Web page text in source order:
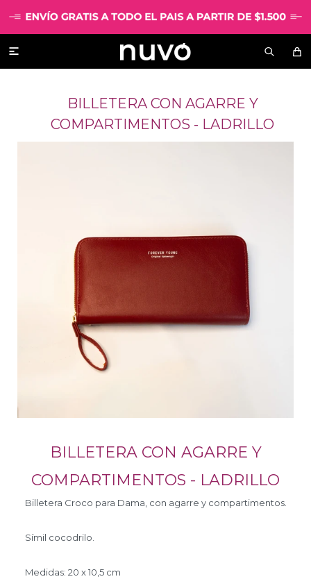

BILLETERA CON AGARRE Y
COMPARTIMENTOS - LADRILLO
BILLETERA CON AGARRE Y
COMPARTIMENTOS - LADRILLO
Billetera Croco para Dama, con agarre y compartimentos.
Símil cocodrilo.
Medidas: 20 x 10,5 cm